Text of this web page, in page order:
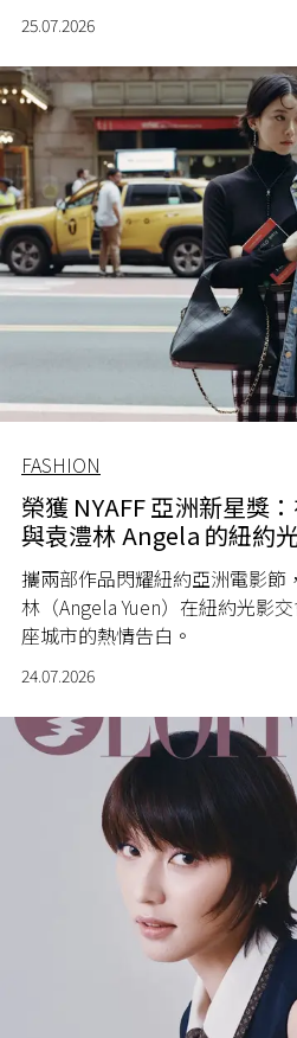
25.07.2026
FASHION
榮獲 NYAFF 亞洲新星獎
與袁澧林 Angela 的紐約
攜兩部作品閃耀紐約亞洲電影節
林（Angela Yuen）在紐約光影
座城市的熱情告白。
24.07.2026